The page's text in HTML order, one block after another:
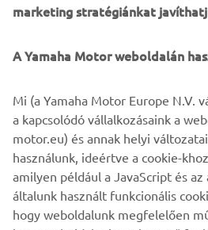
A végcél eléréséhez választhatja
mértékben kézben tarthatja az
lehetőséget ad arra, hogy többet
környezetükkel. Minden funkció
a kiválasztott Garmin diagram
marketing stratégiánkat
A Yamaha Motor weboldalán
Mi (a Yamaha Motor Europe N.V.
a kapcsolódó vállalkozásaink a
motor.eu) és annak helyi
használunk, ideértve a cookie-
amilyen például a JavaScript és
általunk használt funkcionális
hogy weboldalunk megfelelően